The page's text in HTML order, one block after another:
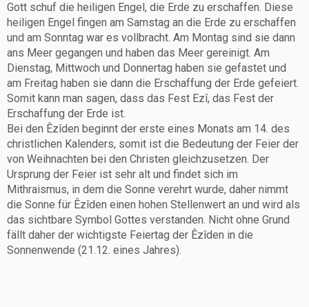
Gott schuf die heiligen Engel, die Erde zu erschaffen. Diese
heiligen Engel fingen am Samstag an die Erde zu erschaffen
und am Sonntag war es vollbracht. Am Montag sind sie dann
ans Meer gegangen und haben das Meer gereinigt. Am
Dienstag, Mittwoch und Donnertag haben sie gefastet und
am Freitag haben sie dann die Erschaffung der Erde gefeiert.
Somit kann man sagen, dass das Fest Ezî, das Fest der
Erschaffung der Erde ist.
Bei den Êzîden beginnt der erste eines Monats am 14. des
christlichen Kalenders, somit ist die Bedeutung der Feier der
von Weihnachten bei den Christen gleichzusetzen. Der
Ursprung der Feier ist sehr alt und findet sich im
Mithraismus, in dem die Sonne verehrt wurde, daher nimmt
die Sonne für Êzîden einen hohen Stellenwert an und wird als
das sichtbare Symbol Gottes verstanden. Nicht ohne Grund
fällt daher der wichtigste Feiertag der Êzîden in die
Sonnenwende (21.12. eines Jahres).